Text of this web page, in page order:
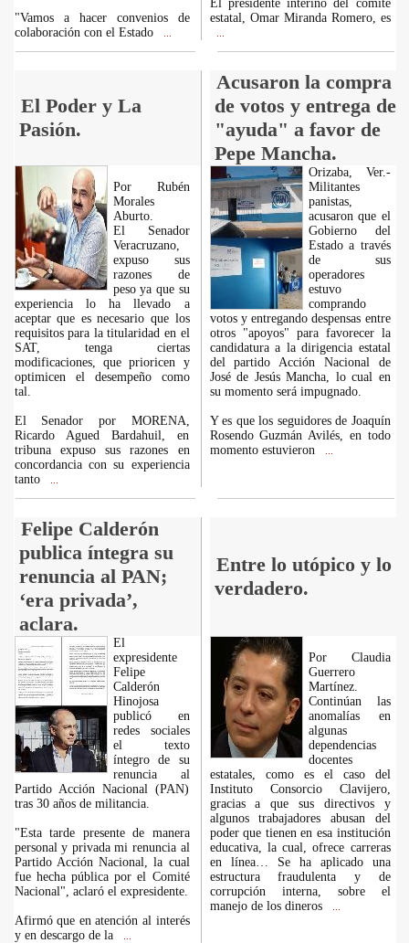
"Vamos a hacer convenios de
colaboración con el Estado
El presidente interino del comité
estatal, Omar Miranda Romero, es
El Poder y La
Pasión.
Acusaron la compra
de votos y entrega de
"ayuda" a favor de
Pepe Mancha.
Por Rubén
Morales
Aburto.
El Senador
Veracruzano,
expuso sus
razones de
peso ya que su
experiencia lo ha llevado a
aceptar que es necesario que los
requisitos para la titularidad en el
SAT, tenga ciertas
modificaciones, que prioricen y
optimicen el desempeño como
tal.
El Senador por MORENA,
Ricardo Agued Bardahuil, en
tribuna expuso sus razones en
concordancia con su experiencia
tanto
Orizaba, Ver.-
Militantes
panistas,
acusaron que el
Gobierno del
Estado a través
de sus
operadores
estuvo
comprando
votos y entregando despensas entre
otros "apoyos" para favorecer la
candidatura a la dirigencia estatal
del partido Acción Nacional de
José de Jesús Mancha, lo cual en
su momento será impugnado.
Y es que los seguidores de Joaquín
Rosendo Guzmán Avilés, en todo
momento estuvieron
Felipe Calderón
publica íntegra su
renuncia al PAN;
‘era privada’,
aclara.
Entre lo utópico y lo
verdadero.
El
expresidente
Felipe
Calderón
Hinojosa
publicó en
redes sociales
el texto
íntegro de su
renuncia al
Partido Acción Nacional (PAN)
tras 30 años de militancia.
"Esta tarde presente de manera
personal y privada mi renuncia al
Partido Acción Nacional, la cual
fue hecha pública por el Comité
Nacional", aclaró el expresidente.
Afirmó que en atención al interés
y en descargo de la
Por Claudia
Guerrero
Martínez.
Continúan las
anomalías en
algunas
dependencias
docentes
estatales, como es el caso del
Instituto Consorcio Clavijero,
gracias a que sus directivos y
algunos trabajadores abusan del
poder que tienen en esa institución
educativa, la cual, ofrece carreras
en línea… Se ha aplicado una
estructura fraudulenta y de
corrupción interna, sobre el
manejo de los dineros